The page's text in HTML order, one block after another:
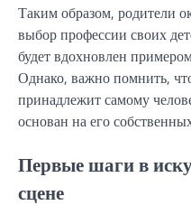
Таким образом, родители
выбор профессии своих
будет вдохновлен
Однако, важно помнить,
принадлежит самому
основан на его
Первые шаги в
сцене